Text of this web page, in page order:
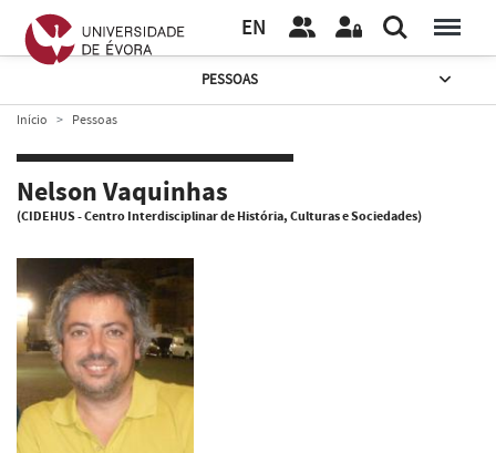
EN
PESSOAS
Início Pessoas
Nelson Vaquinhas
(CIDEHUS - Centro Interdisciplinar de História, Culturas e Sociedades)